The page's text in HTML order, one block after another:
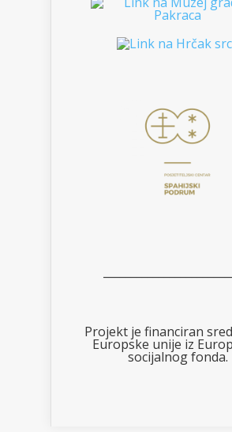
Projekt je financiran
Europske unije iz
socijalnog fonda.